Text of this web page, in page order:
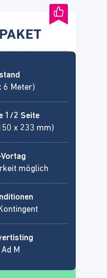
6 Meter)
1/2 Seite
x 233 mm)
möglich
M